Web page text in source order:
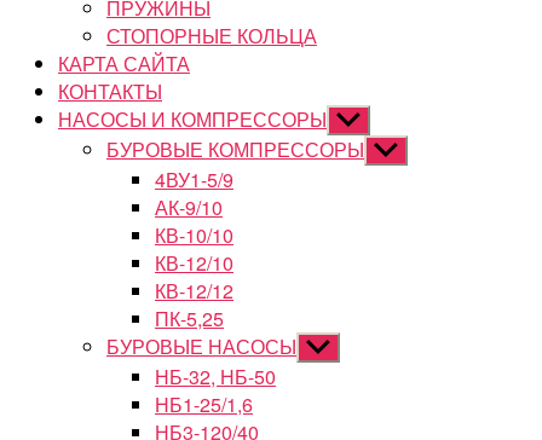
ПРУЖИНЫ
СТОПОРНЫЕ КОЛЬЦА
КАРТА САЙТА
КОНТАКТЫ
НАСОСЫ И КОМПРЕССОРЫ Показывать
подменю
БУРОВЫЕ КОМПРЕССОРЫ Показывать
подменю
4ВУ1-5/9
АК-9/10
КВ-10/10
КВ-12/10
КВ-12/12
ПК-5,25
БУРОВЫЕ НАСОСЫ Показывать
подменю
НБ-32, НБ-50
НБ1-25/1,6
НБ3-120/40